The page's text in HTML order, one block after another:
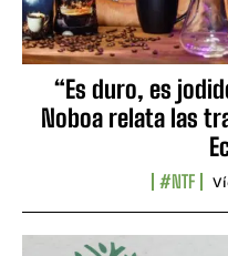
“Es duro, es
Noboa relata las
#NTF